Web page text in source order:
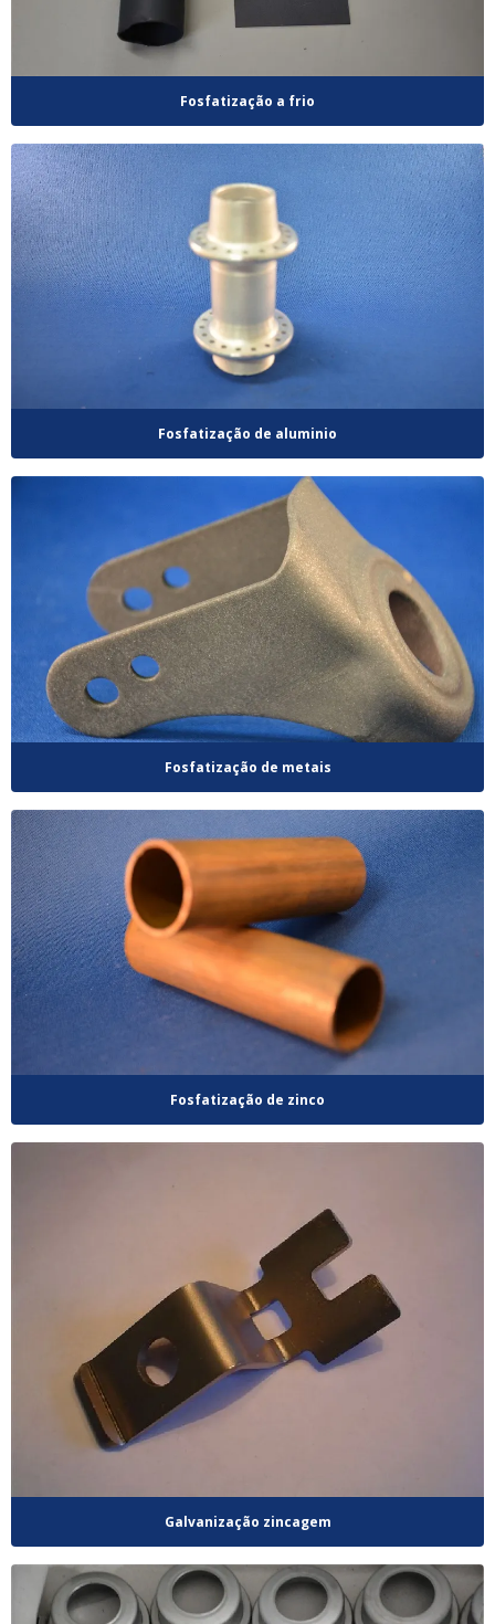
Fosfatização a frio
Fosfatização de aluminio
Fosfatização de metais
Fosfatização de zinco
Galvanização zincagem